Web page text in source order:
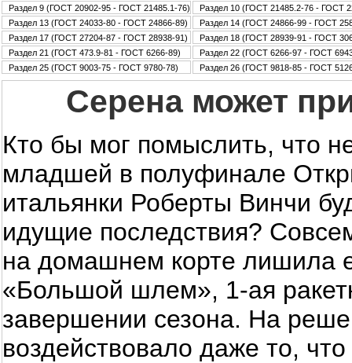
Раздел 9 (ГОСТ 20902-95 - ГОСТ 21485.1-76)
Раздел 10 (ГОСТ 21485.2-76 - ГОСТ
Раздел 13 (ГОСТ 24033-80 - ГОСТ 24866-89)
Раздел 14 (ГОСТ 24866-99 - ГОСТ
Раздел 17 (ГОСТ 27204-87 - ГОСТ 28938-91)
Раздел 18 (ГОСТ 28939-91 - ГОСТ
Раздел 21 (ГОСТ 473.9-81 - ГОСТ 6266-89)
Раздел 22 (ГОСТ 6266-97 - ГОСТ
Раздел 25 (ГОСТ 9003-75 - ГОСТ 9780-78)
Раздел 26 (ГОСТ 9818-85 - ГОСТ
Серена может
Кто бы мог помыслить, что
младшей в полуфинале
итальянки Роберты Винчи
идущие последствия?
на домашнем корте лишила
«Большой шлем», 1-ая
завершении сезона. На
воздействовало даже то,